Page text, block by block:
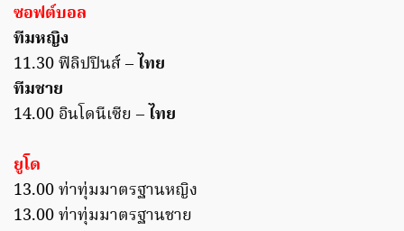
ซอฟต์บอล
ทีมหญิง
11.30 ฟิลิปปินส์ – ไทย
ทีมชาย
14.00 อินโดนีเซีย – ไทย
ยูโด
13.00 ท่าทุ่มมาตรฐานหญิง
13.00 ท่าทุ่มมาตรฐานชาย